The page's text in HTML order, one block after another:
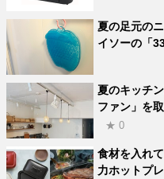
夏の足元の
イソーの「
夏のキッチ
ファン」を
★ 0
食材を入れ
力ホットプ